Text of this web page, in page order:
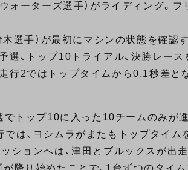
ォーターズ選手）がライディング。
選手）が最初にマシンの状態を確認
、トップ10トライアル、決勝レー
行2ではトップタイムから0.1秒差と
トップ10に入った10チームのみが
は、ヨシムラがまたもトップタイム
ョンへは、津田とブルックスが出走
降り始めたことで、1台ずつのタイム